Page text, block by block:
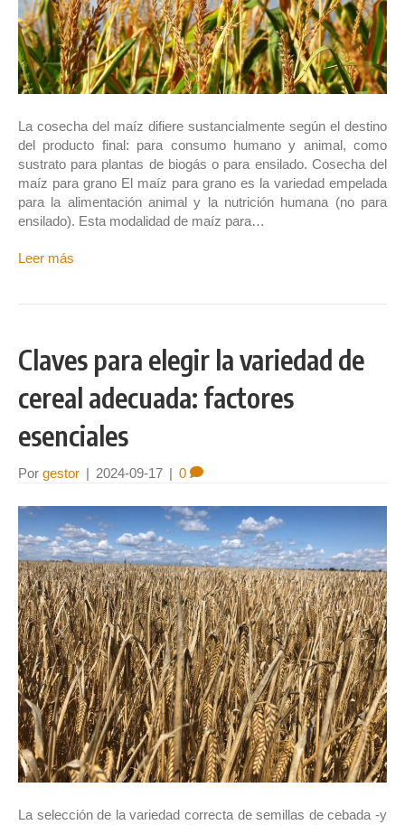
La cosecha del maíz difiere sustancialmente según el destino
del producto final: para consumo humano y animal, como
sustrato para plantas de biogás o para ensilado. Cosecha del
maíz para grano El maíz para grano es la variedad empelada
para la alimentación animal y la nutrición humana (no para
ensilado). Esta modalidad de maíz para…
Leer más
Claves para elegir la variedad de
cereal adecuada: factores
esenciales
Por gestor | 2024-09-17 | 0
La selección de la variedad correcta de semillas de cebada -y